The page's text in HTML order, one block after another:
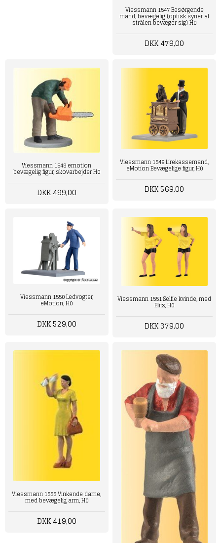
Viessmann 1547 Besørgende
mand, bevægelig (optisk syner at
strålen bevæger sig) H0
DKK 479,00
Viessmann 1548 emotion
bevægelig figur, skovarbejder H0
DKK 499,00
Viessmann 1549 Lirekassemand,
eMotion Bevægelige figur, H0
DKK 569,00
Viessmann 1550 Ledvogter,
eMotion, H0
DKK 529,00
Viessmann 1551 Selfie kvinde, med
Blitz, H0
DKK 379,00
Viessmann 1555 Vinkende dame,
med bevægelig arm, H0
DKK 419,00